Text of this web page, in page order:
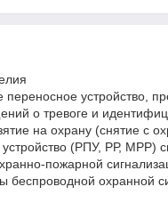
переносное устройство,
о тревоге и
на охрану (снятие с
(РПУ, РР, МРР)
пожарной
беспроводной охранной